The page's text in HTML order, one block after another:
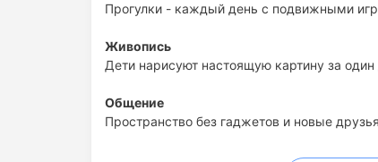
Прогулки - каждый день с подвижными
Живопись
Дети нарисуют настоящую картину за
Общение
Пространство без гаджетов и новые